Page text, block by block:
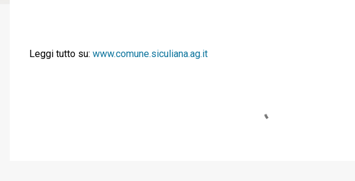
Leggi tutto su: www.comune.siculiana.ag.it